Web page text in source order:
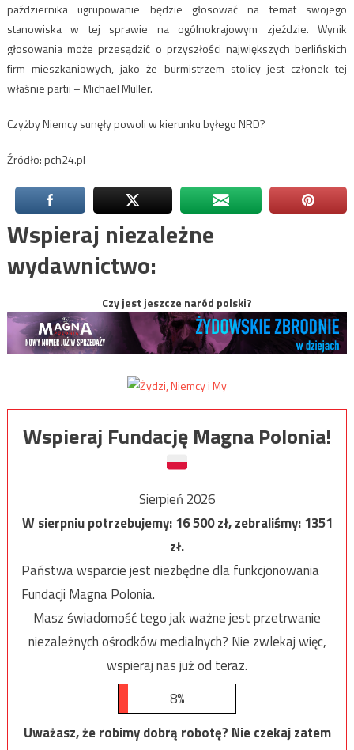
października ugrupowanie będzie głosować na temat swojego
stanowiska w tej sprawie na ogólnokrajowym zjeździe. Wynik
głosowania może przesądzić o przyszłości największych berlińskich
firm mieszkaniowych, jako że burmistrzem stolicy jest członek tej
właśnie partii – Michael Müller.
Czyżby Niemcy sunęły powoli w kierunku byłego NRD?
Źródło: pch24.pl
Wspieraj niezależne
wydawnictwo:
Czy jest jeszcze naród polski?
Wspieraj Fundację Magna Polonia!
Sierpień 2026
W sierpniu potrzebujemy:16 500zł, zebraliśmy:1351
zł.
Państwa wsparcie jest niezbędne dla funkcjonowania
Fundacji Magna Polonia.
Masz świadomość tego jak ważne jest przetrwanie
niezależnych ośrodków medialnych? Nie zwlekaj więc,
wspieraj nas już od teraz.
8%
Uważasz, że robimy dobrą robotę? Nie czekaj zatem